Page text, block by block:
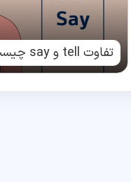
تفاوت tell و say چیست؟